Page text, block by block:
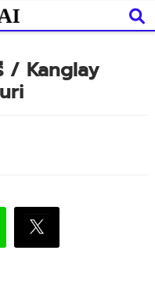
/ Kanglay